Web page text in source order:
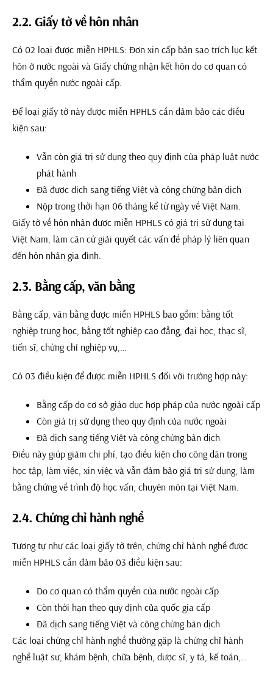
2.2. Giấy tờ về hôn nhân
Có 02 loại được miễn HPHLS: Đơn xin cấp bản sao trích lục kết
hôn ở nước ngoài và Giấy chứng nhận kết hôn do cơ quan có
thẩm quyền nước ngoài cấp.
Để loại giấy tờ này được miễn HPHLS cần đảm bảo các điều
kiện sau:
Vẫn còn giá trị sử dụng theo quy định của pháp luật nước
phát hành
Đã được dịch sang tiếng Việt và công chứng bản dịch
Nộp trong thời hạn 06 tháng kể từ ngày về Việt Nam.
Giấy tờ về hôn nhân được miễn HPHLS có giá trị sử dụng tại
Việt Nam, làm căn cứ giải quyết các vấn đề pháp lý liên quan
đến hôn nhân gia đình.
2.3. Bằng cấp, văn bằng
Bằng cấp, văn bằng được miễn HPHLS bao gồm: bằng tốt
nghiệp trung học, bằng tốt nghiệp cao đẳng, đại học, thạc sĩ,
tiến sĩ, chứng chỉ nghiệp vụ,…
Có 03 điều kiện để được miễn HPHLS đối với trường hợp này:
Bằng cấp do cơ sở giáo dục hợp pháp của nước ngoài cấp
Còn giá trị sử dụng theo quy định của nước ngoài
Đã dịch sang tiếng Việt và công chứng bản dịch
Điều này giúp giảm chi phí, tạo điều kiện cho công dân trong
học tập, làm việc, xin việc và vẫn đảm bảo giá trị sử dụng, làm
bằng chứng về trình độ học vấn, chuyên môn tại Việt Nam.
2.4. Chứng chỉ hành nghề
Tương tự như các loại giấy tờ trên, chứng chỉ hành nghề được
miễn HPHLS cần đảm bảo 03 điều kiện sau:
Do cơ quan có thẩm quyền của nước ngoài cấp
Còn thời hạn theo quy định của quốc gia cấp
Đã dịch sang tiếng Việt và công chứng bản dịch
Các loại chứng chỉ hành nghề thường gặp là chứng chỉ hành
nghề luật sư, khám bệnh, chữa bệnh, dược sĩ, y tá, kế toán,…